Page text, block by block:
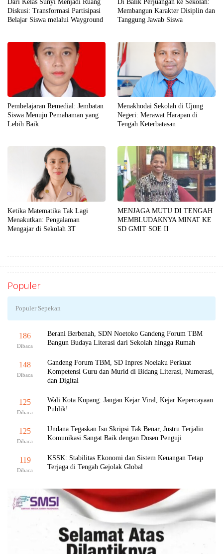
Dari Kelas Sunyi Menjadi Ruang
Diskusi: Transformasi Partisipasi
Belajar Siswa melalui Wayground
Di Balik Perjuangan ke Sekolah:
Membangun Karakter Disiplin dan
Tanggung Jawab Siswa
Pembelajaran Remedial: Jembatan
Siswa Menuju Pemahaman yang
Lebih Baik
Menakhodai Sekolah di Ujung
Negeri: Merawat Harapan di
Tengah Keterbatasan
Ketika Matematika Tak Lagi
Menakutkan: Pengalaman
Mengajar di Sekolah 3T
MENJAGA MUTU DI TENGAH
MEMBLUDAKNYA MINAT KE
SD GMIT SOE II
Populer
Populer Sepekan
186
Dibaca
Berani Berbenah, SDN Noetoko Gandeng Forum TBM
Bangun Budaya Literasi dari Sekolah hingga Rumah
148
Dibaca
Gandeng Forum TBM, SD Inpres Noelaku Perkuat
Kompetensi Guru dan Murid di Bidang Literasi, Numerasi,
dan Digital
125
Dibaca
Wali Kota Kupang: Jangan Kejar Viral, Kejar Kepercayaan
Publik!
125
Dibaca
Undana Tegaskan Isu Skripsi Tak Benar, Justru Terjalin
Komunikasi Sangat Baik dengan Dosen Penguji
119
Dibaca
KSSK: Stabilitas Ekonomi dan Sistem Keuangan Tetap
Terjaga di Tengah Gejolak Global